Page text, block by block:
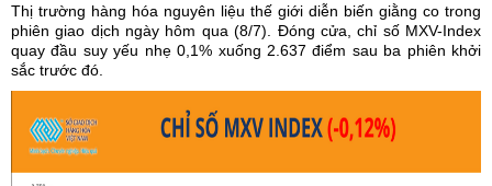
Thị trường hàng hóa nguyên liệu thế giới diễn biến giằng co trong
phiên giao dịch ngày hôm qua (8/7). Đóng cửa, chỉ số MXV-Index
quay đầu suy yếu nhẹ 0,1% xuống 2.637 điểm sau ba phiên khởi
sắc trước đó.